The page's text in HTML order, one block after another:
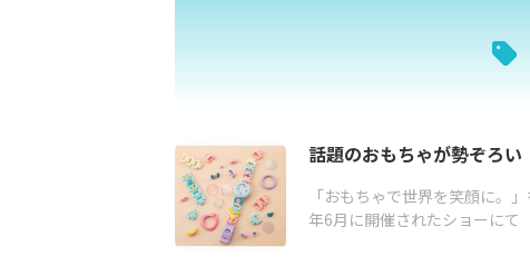
話題のおもちゃが勢ぞろ
「おもちゃで世界を笑顔に。
年6月に開催されたショーに